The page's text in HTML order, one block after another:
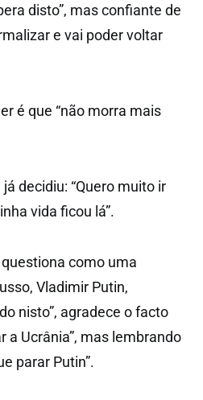
disto”, mas confiante de
e vai poder voltar
é que “não morra mais
decidiu: “Quero muito ir
vida ficou lá”.
como uma
Vladimir Putin,
nisto”, agradece o facto
a Ucrânia”, mas lembrando
parar Putin”.